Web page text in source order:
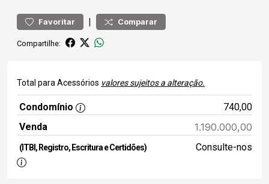
Favoritar | Comparar
Compartilhe:
Total para Acessórios valores sujeitos a alteração.
Condomínio
740,00
Venda
1.190.000,00
(ITBI, Registro, Escritura e Certidões) Consulte-nos